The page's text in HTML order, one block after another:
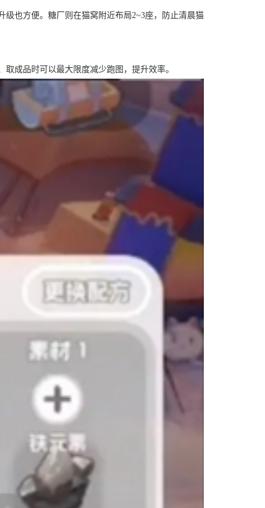
也方便。糖厂则在猫窝附近布局2~3座，防止清晨猫
成品时可以最大限度减少跑图，提升效率。